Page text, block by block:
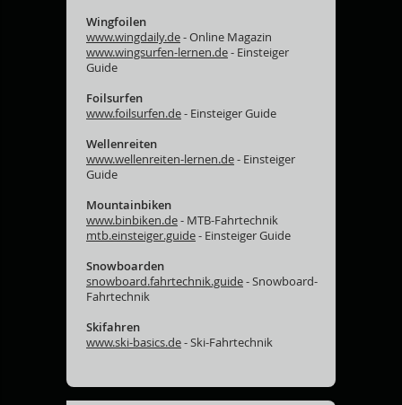
Wingfoilen
www.wingdaily.de- Online Magazin
www.wingsurfen-lernen.de- Einsteiger
Guide
Foilsurfen
www.foilsurfen.de- Einsteiger Guide
Wellenreiten
www.wellenreiten-lernen.de- Einsteiger
Guide
Mountainbiken
www.binbiken.de- MTB-Fahrtechnik
mtb.einsteiger.guide- Einsteiger Guide
Snowboarden
snowboard.fahrtechnik.guide- Snowboard-
Fahrtechnik
Skifahren
www.ski-basics.de- Ski-Fahrtechnik